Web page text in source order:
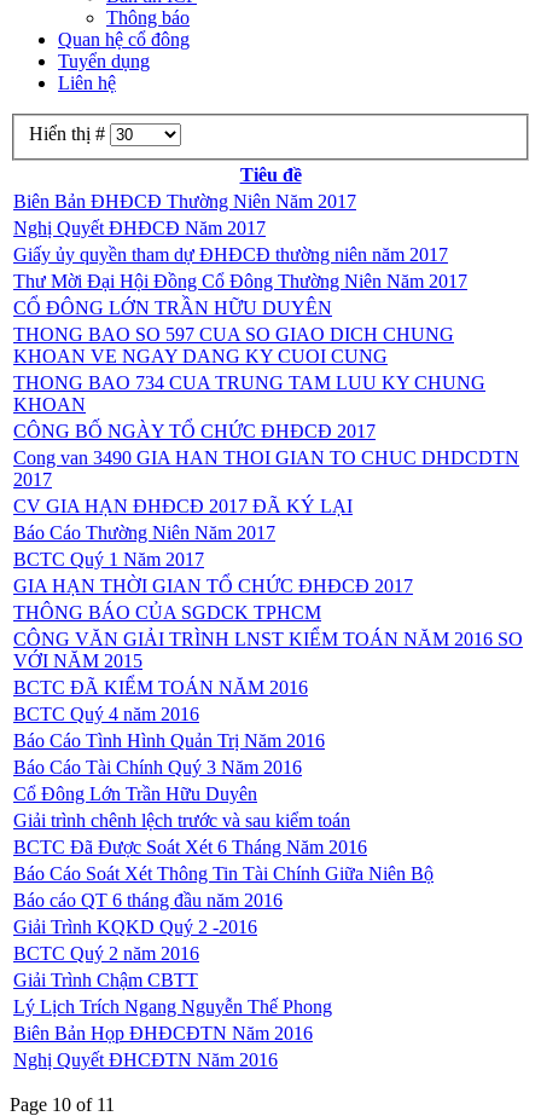
Thông báo
Quan hệ cổ đông
Tuyển dụng
Liên hệ
Hiển thị #
Tiêu đề
Biên Bản ĐHĐCĐ Thường Niên Năm 2017
Nghị Quyết ĐHĐCĐ Năm 2017
Giấy ủy quyền tham dự ĐHĐCĐ thường niên năm 2017
Thư Mời Đại Hội Đồng Cổ Đông Thường Niên Năm 2017
CỔ ĐÔNG LỚN TRẦN HỮU DUYÊN
THONG BAO SO 597 CUA SO GIAO DICH CHUNG
KHOAN VE NGAY DANG KY CUOI CUNG
THONG BAO 734 CUA TRUNG TAM LUU KY CHUNG
KHOAN
CÔNG BỐ NGÀY TỔ CHỨC ĐHĐCĐ 2017
Cong van 3490 GIA HAN THOI GIAN TO CHUC DHDCDTN
2017
CV GIA HẠN ĐHĐCĐ 2017 ĐÃ KÝ LẠI
Báo Cáo Thường Niên Năm 2017
BCTC Quý 1 Năm 2017
GIA HẠN THỜI GIAN TỔ CHỨC ĐHĐCĐ 2017
THÔNG BÁO CỦA SGDCK TPHCM
CÔNG VĂN GIẢI TRÌNH LNST KIỂM TOÁN NĂM 2016 SO
VỚI NĂM 2015
BCTC ĐÃ KIỂM TOÁN NĂM 2016
BCTC Quý 4 năm 2016
Báo Cáo Tình Hình Quản Trị Năm 2016
Báo Cáo Tài Chính Quý 3 Năm 2016
Cổ Đông Lớn Trần Hữu Duyên
Giải trình chênh lệch trước và sau kiểm toán
BCTC Đã Được Soát Xét 6 Tháng Năm 2016
Báo Cáo Soát Xét Thông Tin Tài Chính Giữa Niên Bộ
Báo cáo QT 6 tháng đầu năm 2016
Giải Trình KQKD Quý 2 -2016
BCTC Quý 2 năm 2016
Giải Trình Chậm CBTT
Lý Lịch Trích Ngang Nguyễn Thế Phong
Biên Bản Họp ĐHĐCĐTN Năm 2016
Nghị Quyết ĐHCĐTN Năm 2016
Page 10 of 11